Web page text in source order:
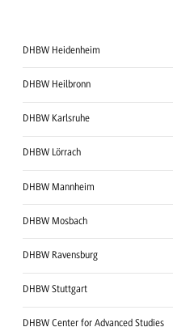
DHBW Heidenheim
DHBW Heilbronn
DHBW Karlsruhe
DHBW Lörrach
DHBW Mannheim
DHBW Mosbach
DHBW Ravensburg
DHBW Stuttgart
DHBW Center for Advanced Studies